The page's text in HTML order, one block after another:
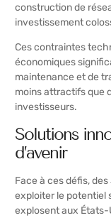
construction de
investissement
Ces contraintes
économiques
maintenance et de
moins attractifs que
investisseurs.
Solutions
d’avenir
Face à ces défis,
exploiter le potentiel
explosent aux États-